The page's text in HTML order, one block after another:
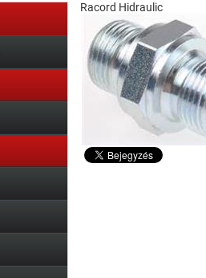
Racord Hidraulic